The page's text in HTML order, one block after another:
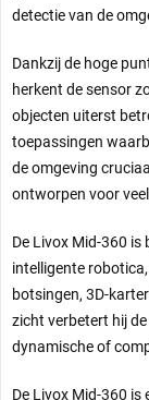
detectie van de
Dankzij de hoge
herkent de sensor
objecten uiterst
toepassingen
de omgeving
ontworpen voor
De Livox Mid-360
intelligente
botsingen, 3D-
zicht verbetert hij
dynamische of
De Livox Mid-360